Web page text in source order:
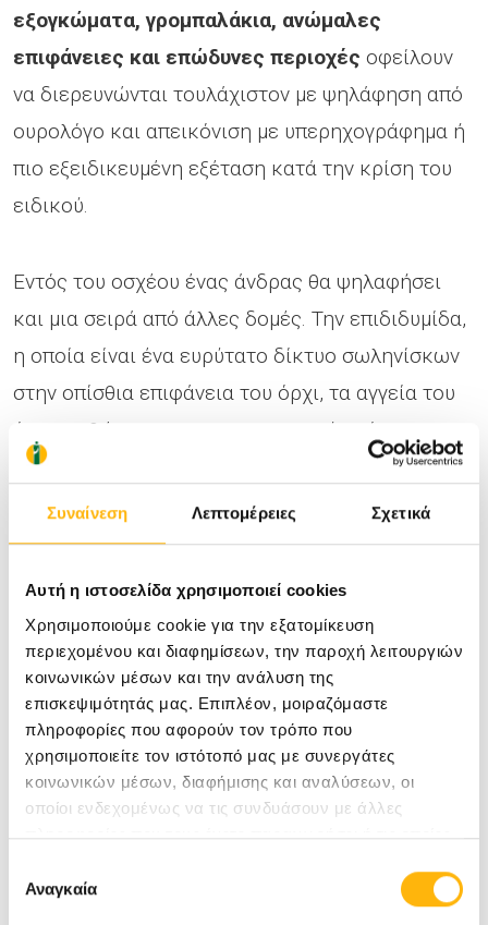
Συναίνεση Λεπτομέρειες Σχετικά
Αυτή η ιστοσελίδα χρησιμοποιεί cookies
Χρησιμοποιούμε cookie για την εξατομίκευση
περιεχομένου και διαφημίσεων, την παροχή λειτουργιών
κοινωνικών μέσων και την ανάλυση της
επισκεψιμότητάς μας. Επιπλέον, μοιραζόμαστε
πληροφορίες που αφορούν τον τρόπο που
χρησιμοποιείτε τον ιστότοπό μας με συνεργάτες
κοινωνικών μέσων, διαφήμισης και αναλύσεων, οι
οποίοι ενδεχομένως να τις συνδυάσουν με άλλες
πληροφορίες που τους έχετε παραχωρήσει ή τις οποίες
των υπηρεσιών τους.
συγκατάθεσης
Αναγκαία
εξογκώματα, γρομπαλάκια, ανώμαλες
επιφάνειες και επώδυνες περιοχές οφείλουν
να διερευνώνται τουλάχιστον με ψηλάφηση από
ουρολόγο και απεικόνιση με υπερηχογράφημα ή
πιο εξειδικευμένη εξέταση κατά την κρίση του
ειδικού.
Εντός του οσχέου ένας άνδρας θα ψηλαφήσει
και μια σειρά από άλλες δομές. Την επιδιδυμίδα,
η οποία είναι ένα ευρύτατο δίκτυο σωληνίσκων
στην οπίσθια επιφάνεια του όρχι, τα αγγεία του
όρχι, καθώς και τους σπερματικούς πόρους.
Αυτές οι δομές μπορεί να εμφανίζουν
παθολογίες ή ανατομικές παραλλαγές που ένας
άνδρας οφείλει να γνωρίζει. Ύπαρξη κιρσοκήλης
(διάταση στις έσω σπερματικές φλέβες),
υδροκήλης (συλλογή υγρού εντός του οσχέου) ή
κύστεων της επιδιδυμίδας μπορούν εύκολα να
διαγνωστούν με βάση την προσεκτική ψηλάφηση
του οσχέου.
Κλείνοντας αυτόν το συνοπτικό οδηγό
αυτοεξέτασης, είναι σημαντικό να τονίσουμε
πως η σημασία της τακτικής αυτοψηλάφησης